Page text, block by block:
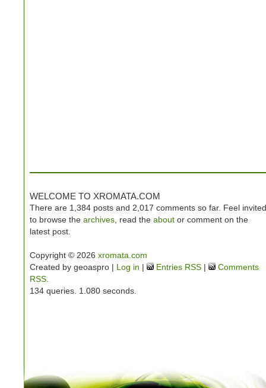
WELCOME TO XROMATA.COM
There are 1,384 posts and 2,017 comments so far. Feel invited
to browse the archives , read the about or comment on the
latest post.
Copyright © 2026 xromata.com
Created by geoaspro | Log in | Entries RSS |
Comments
RSS
134 queries. 1.080 seconds.